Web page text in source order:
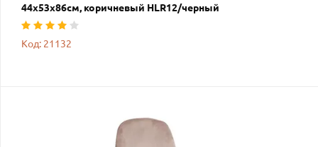
44х53х86см, коричневый HLR12/черный
Код: 21132